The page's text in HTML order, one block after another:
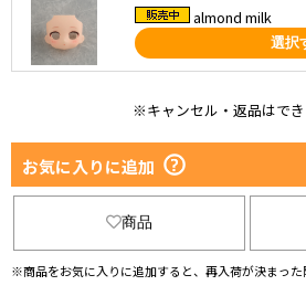
almond milk
選択
※キャンセル・返品はでき
お気に入りに追加
商品
※商品をお気に入りに追加すると、再入荷が決まった